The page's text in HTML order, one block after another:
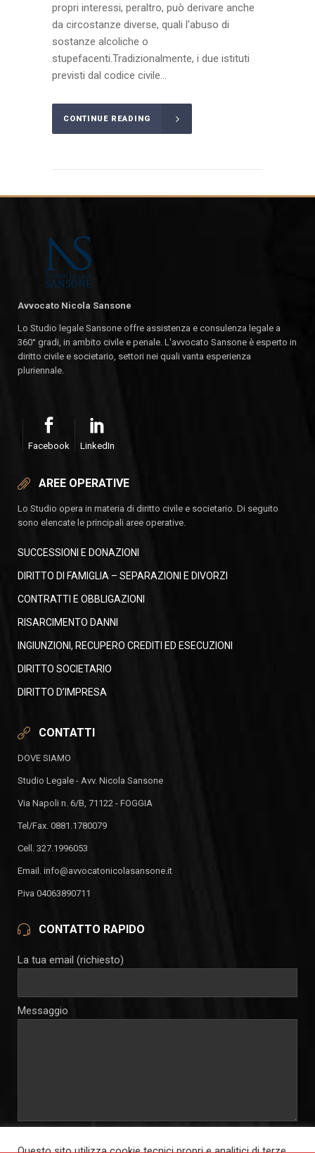
propri interessi, peraltro, può derivare anche
da circostanze diverse, quali l'abuso di
sostanze alcoliche o
stupefacenti.Tradizionalmente, i due istituti
previsti dal codice civile...
CONTINUE READING
Avvocato Nicola Sansone
Lo Studio legale Sansone offre assistenza e consulenza legale a
360° gradi, in ambito civile e penale. L'avvocato Sansone è esperto in
diritto civile e societario, settori nei quali vanta esperienza
pluriennale.
Facebook LinkedIn
AREE OPERATIVE
Lo Studio opera in materia di diritto civile e societario. Di seguito
sono elencate le principali aree operative.
SUCCESSIONI E DONAZIONI
DIRITTO DI FAMIGLIA – SEPARAZIONI E DIVORZI
CONTRATTI E OBBLIGAZIONI
RISARCIMENTO DANNI
INGIUNZIONI, RECUPERO CREDITI ED ESECUZIONI
DIRITTO SOCIETARIO
DIRITTO D’IMPRESA
CONTATTI
DOVE SIAMO
Studio Legale - Avv. Nicola Sansone
Via Napoli n. 6/B, 71122 - FOGGIA
Tel/Fax. 0881.1780079
Cell. 327.1996053
Email. info@avvocatonicolasansone.it
P.iva 04063890711
CONTATTO RAPIDO
La tua email (richiesto)
Messaggio